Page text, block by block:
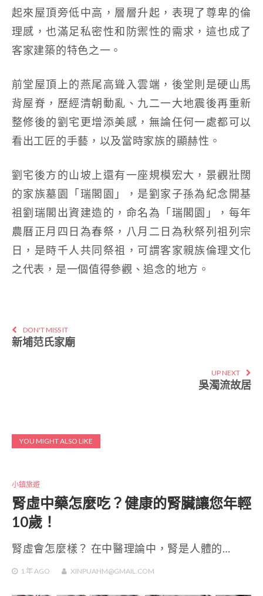
起來屋頂旁低中高，層層升起，表現了尊卑的倫
理感，也滿足私密性和防禦性的需求，這也成了
客家建築的特色之一。
前堂屋頂上的燕尾高聳入雲端，後堂則是硬山馬
背屋脊，歷經清朝動亂、九二一大地震後再重新
整修後的劉宅更增添美感，無論任何一處都可以
看出工匠的手藝，以及當時家族的顯赫性。
劉宅後方的山坡上還有一座規模宏大，景觀壯闊
的家族墓園「瑞閣園」，是劉家子孫為紀念開基
祖劉瑞閣出資建造的，命名為「瑞閣園」，每年
農曆正月四日為春祭，八月二日為秋祭列祖列宗
日，是時千人共同祭祖，可謂客家親族倫理文化
之代表，是一個值得參觀、追念的地方。
DON'T MISS IT
新埔范氏家廟
UP NEXT
吳濁流故居
YOU MIGHT ALSO LIKE
小鎮旅遊
腎虛中藥怎麼吃？健康的腎臟讓您年輕
10歲！
腎虛會怎麼樣？ 在中醫理論中，腎是人體的…
1 年AGO XINPUAHM@GMAIL.COM